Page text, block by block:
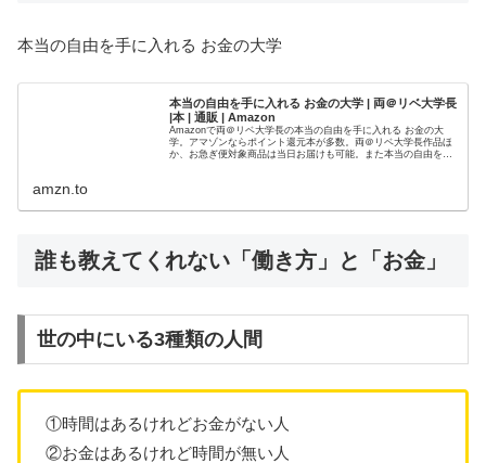
本当の自由を手に入れる お金の大学
本当の自由を手に入れる お金の大学 | 両＠リベ大学長
|本 | 通販 | Amazon
Amazonで両＠リベ大学長の本当の自由を手に入れる お金の大
学。アマゾンならポイント還元本が多数。両＠リベ大学長作品ほ
か、お急ぎ便対象商品は当日お届けも可能。また本当の自由を手
amzn.to
誰も教えてくれない「働き方」と「お金」
世の中にいる3種類の人間
①時間はあるけれどお金がない人
②お金はあるけれど時間が無い人